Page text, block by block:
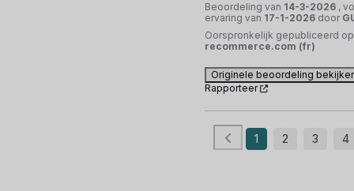
Beoordeling van 14-3-2026 ,
ervaring van 17-1-2026 door
Oorspronkelijk gepubliceerd op
recommerce.com (fr)
Originele beoordeling
Rapporteer
1 2 3 4